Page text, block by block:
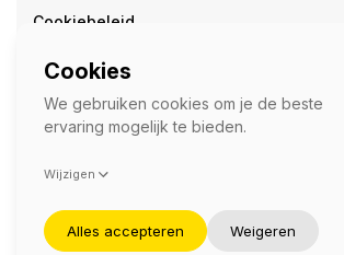
Cookiebeleid
SOCIAL
©2026 — Komerco
Deze site wordt beschermd door reCAPTCHA en het